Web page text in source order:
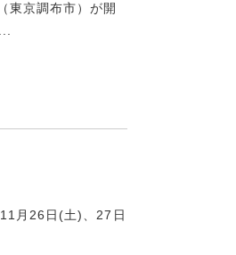
東京調布市）が開
月26日(土)、27日